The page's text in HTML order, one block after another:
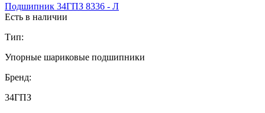
Подшипник 34ГПЗ 8336 - Л
Есть в наличии
Тип:
Упорные шариковые подшипники
Бренд:
34ГПЗ